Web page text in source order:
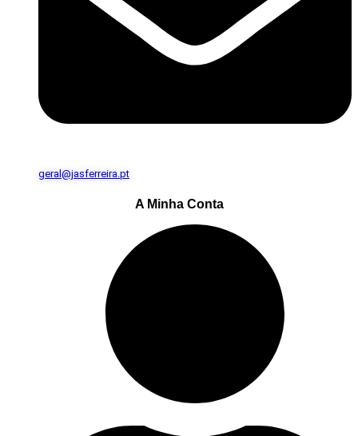
geral@jasferreira.pt
A Minha Conta